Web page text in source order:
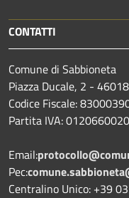
CONTATTI
Comune di Sabbioneta
Piazza Ducale, 2 -
Codice Fiscale:
Partita IVA:
Email:
Pec:
Centralino Unico: +39